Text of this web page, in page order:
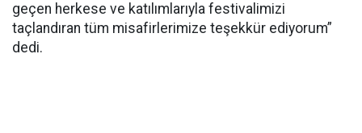
geçen herkese ve katılımlarıyla festivalimizi
taçlandıran tüm misafirlerimize teşekkür ediyorum”
dedi.